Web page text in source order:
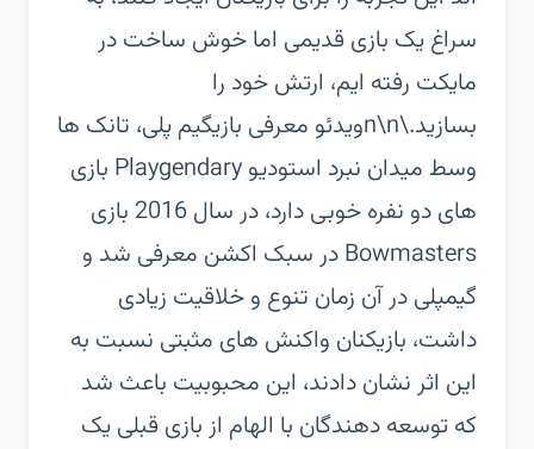
سراغ یک بازی قدیمی اما خوش ساخت در
مایکت رفته ایم، ارتش خود را
بسازید.\n\nویدئو معرفی بازیگیم پلی، تانک ها
وسط میدان نبرد استودیو Playgendary بازی
های دو نفره خوبی دارد، در سال 2016 بازی
Bowmasters در سبک اکشن معرفی شد و
گیمپلی در آن زمان تنوع و خلاقیت زیادی
داشت، بازیکنان واکنش های مثبتی نسبت به
این اثر نشان دادند، این محبوبیت باعث شد
که توسعه دهندگان با الهام از بازی قبلی یک